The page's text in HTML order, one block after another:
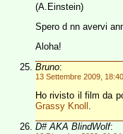
(A.Einstein)
Spero d nn avervi
Aloha!
Bruno:
13 Settembre 2009, 18:40
Ho rivisto il film da
Grassy Knoll .
D# AKA BlindWolf: